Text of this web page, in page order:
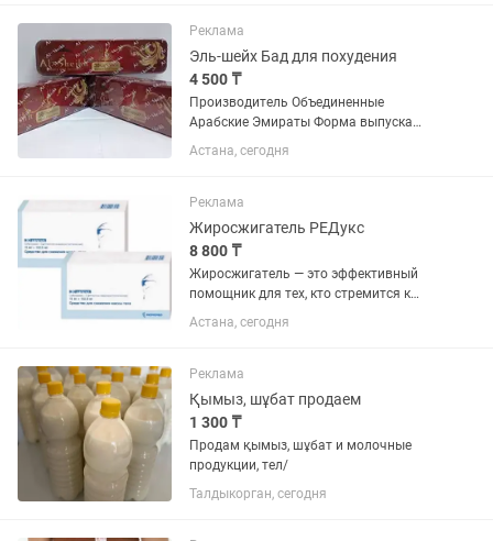
( ночью есть...
Реклама
Эль-шейх Бад для похудения
4 500 ₸
Производитель Объединенные
Арабские Эмираты Форма выпуска
Капсулы Группа препаратов
Сжигатель жира Количество капсул 30
Аль Шейх, натуральная добавка для
снижения...
Астана, сегодня
Реклама
Жиросжигатель РЕДукс
8 800 ₸
Жиросжигатель — это эффективный
помощник для тех, кто стремится к
стройной фигуре. Средство
разработано с использованием
направленных на ускорение
метаболизма и сжигание жировых...
Астана, сегодня
Реклама
Қымыз, шұбат продаем
1 300 ₸
Продам қымыз, шұбат и молочные
продукции, тел/
Талдыкорган, сегодня